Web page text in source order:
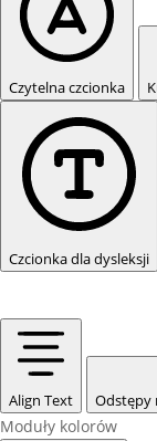
Czytelna czcionka
Czcionka dla dysleksji
Align Text Odstępy
Moduły kolorów